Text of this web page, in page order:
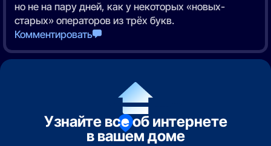
но не на пару дней, как у некоторых «новых-
старых» операторов из трёх букв.
Комментировать
Узнайте все об интернете
в вашем доме